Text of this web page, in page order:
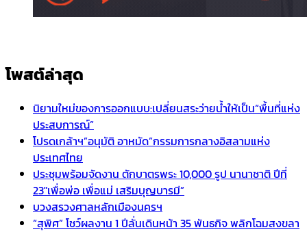
โพสต์ล่าสุด
นิยามใหม่ของการออกแบบ:เปลี่ยนสระว่ายน้ำให้เป็น“พื้นที่แห่ง
ประสบการณ์”
โปรดเกล้าฯ”อนุมัติ อาหมัด”กรรมการกลางอิสลามแห่ง
ประเทศไทย
ประชุมพร้อมจัดงาน ตักบาตรพระ 10,000 รูป นานาชาติ ปีที่
23″เพื่อพ่อ เพื่อแม่ เสริมบุญบารมี”
บวงสรวงศาลหลักเมืองนครฯ
“สุพิศ” โชว์ผลงาน 1 ปีลั่นเดินหน้า 35 พันธกิจ พลิกโฉมสงขลา